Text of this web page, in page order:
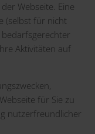
Webseite. Eine
(selbst für nicht
Aktivitäten auf
für Sie zu
nutzerfreundlicher